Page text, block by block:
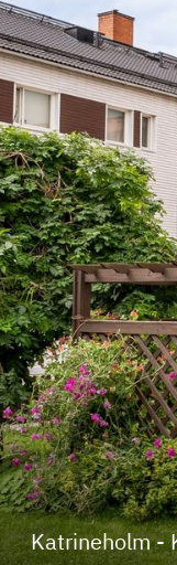
Katrineholm-